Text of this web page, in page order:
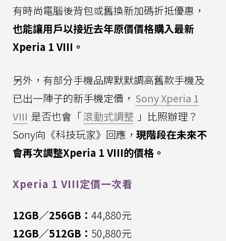
有時尚電腦後背包或舊換新加碼折抵優惠，
也能讓用戶以接近去年原價價格購入最新
Xperia 1 VIII。
另外，有部分手機品牌默默調高舊款手機及
已出一陣子的新手機定價， Sony Xperia 1
VIII 是否也會「滾動式調整 」比照辦理？
Sony向《科技玩家》回應， 現階段在未來不
會再次調整Xperia 1 VIII的價格。
Xperia 1 VIII定價一次看
12GB／256GB： 44,880元
12GB／512GB： 50,880元